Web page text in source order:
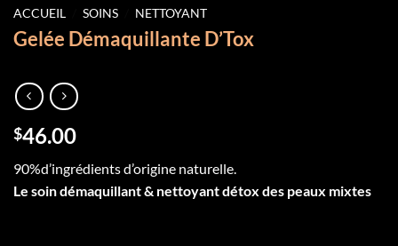
ACCUEIL SOINS NETTOYANT
Gelée Démaquillante D’Tox
$46.00
90%d’ingrédients d’origine naturelle.
Le soin démaquillant & nettoyant détox des peaux mixtes